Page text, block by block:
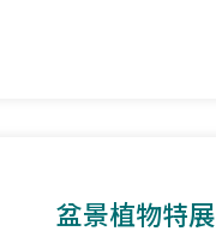
盆景植物特展